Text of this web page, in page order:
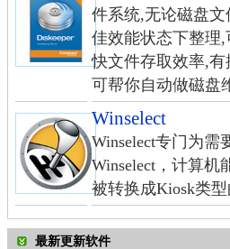
件系统,无论磁盘文
佳效能状态下整理
快文件存取效率,
可帮你自动做磁盘
Winselect
Winselect专门为
Winselect，计算
被转换成Kiosk类
最新更新软件